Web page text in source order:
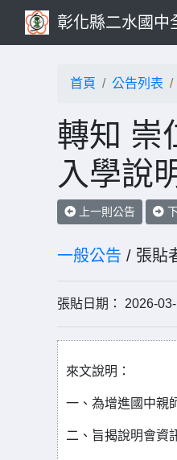
彰化縣二水國中
首頁 公告列表
轉知 崇
入學說
上一則公告
一般公告 / 張貼
張貼日期： 2026-
來文說明：
一、為增進國中親
二、旨揭說明會資